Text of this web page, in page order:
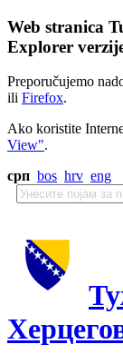
Web stranica
Explorer
Preporučujemo
ili Firefox.
Ako koristite
View".
срп bos hrv eng